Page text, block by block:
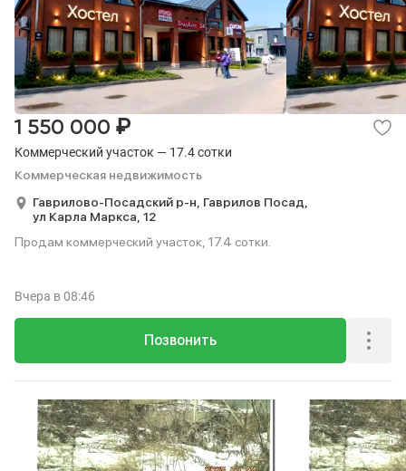
Коммерческий участок — 17.4 сотки
Коммерческая недвижимость
1 550 000 ₽
Гаврилово-Посадский р-н, Гаврилов Посад,
ул Карла Маркса, 12
Продам коммерческий участок, 17.4 сотки.
Позвонить
Вчера в 08:46